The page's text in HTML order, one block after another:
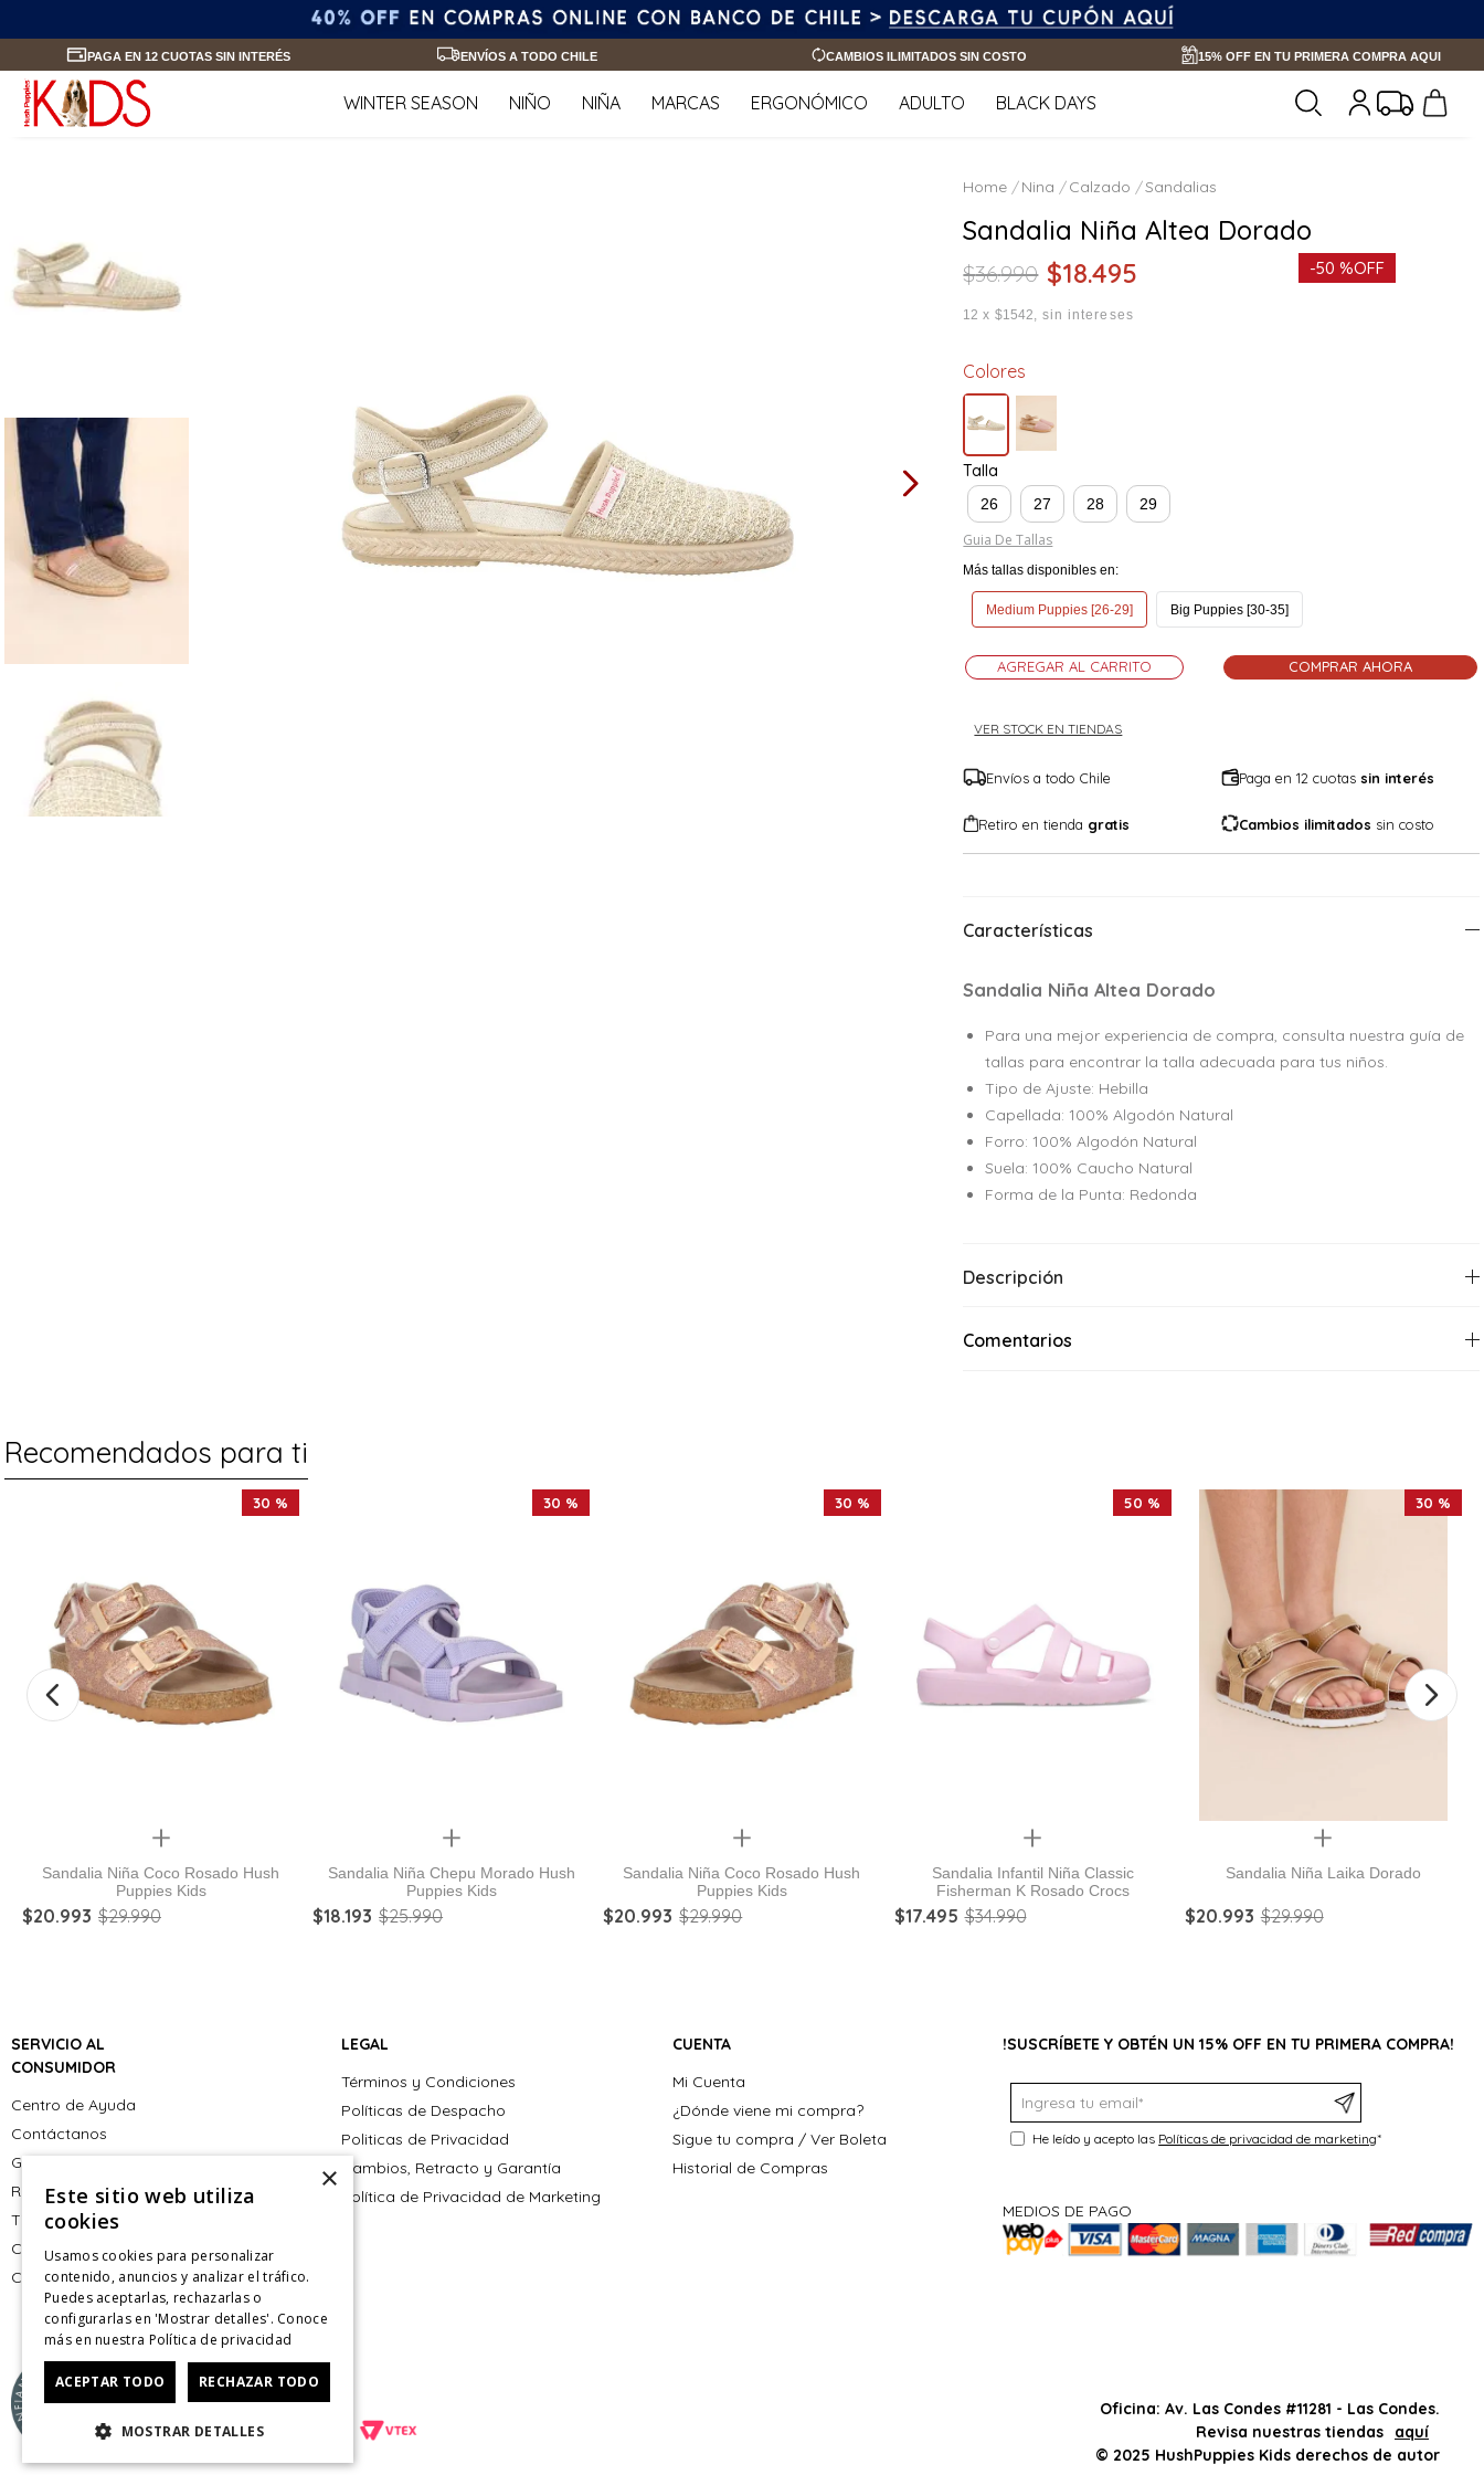
PAGA EN 12 CUOTAS SIN INTERÉS ENVÍOS A TODO CHILE CAMBIOS ILIMITADOS SIN COSTO 15% OFF EN TU PRIMERA COMPRA AQUI
WINTER SEASON NIÑO NIÑA MARCAS ERGONÓMICO ADULTO BLACK DAYS
Nina Calzado Sandalias
Sandalia Niña Altea Dorado
$36.990 $18.495
12 x $1542 sin intereses
-50 %OFF
Colores
Talla
26 27 28 29
Guia De Tallas
Más tallas disponibles en:
Medium Puppies [26-29] Big Puppies [30-35]
AGREGAR AL CARRITO COMPRAR AHORA
VER STOCK EN TIENDAS
Envíos a todo Chile Paga en 12 cuotassin interés
Retiro en tienda gratis Cambios ilimitados sin costo
Características
Sandalia Niña Altea Dorado
Para una mejor experiencia de compra, consulta nuestra guía de
tallas para encontrar la talla adecuada para tus niños.
Tipo de Ajuste: Hebilla
Capellada: 100% Algodón Natural
Forro: 100% Algodón Natural
Suela: 100% Caucho Natural
Forma de la Punta: Redonda
Descripción
Comentarios
Recomendados para ti
30 %
Quickview
Sandalia Niña Coco Rosado Hush
Puppies Kids
$20.993 $29.990
30 %
Quickview
Sandalia Niña Chepu Morado Hush
Puppies Kids
$18.193 $25.990
30 %
Quickview
Sandalia Niña Coco Rosado Hush
Puppies Kids
$20.993 $29.990
50 %
Quickview
Sandalia Infantil Niña Classic
Fisherman K Rosado Crocs
$17.495 $34.990
30 %
Quickview
Sandalia Niña Laika Dorado
$20.993 $29.990
SERVICIO AL
CONSUMIDOR
Centro de Ayuda
Contáctanos
Giftcard
Retiro en tienda
Tiendas
CyberMonday
CyberDay
LEGAL
Términos y Condiciones
Políticas de Despacho
Politicas de Privacidad
Cambios, Retracto y Garantía
Política de Privacidad de Marketing
CUENTA
Mi Cuenta
¿Dónde viene mi compra?
Sigue tu compra / Ver Boleta
Historial de Compras
!SUSCRÍBETE Y OBTÉN UN 15% OFF EN TU PRIMERA COMPRA!
He leído y acepto las Políticas de privacidad de marketing*
MEDIOS DE PAGO
Oficina: Av. Las Condes #11281 - Las Condes.
Revisa nuestras tiendas
aquí
© 2025 HushPuppies Kids derechos de autor
×
Este sitio web utiliza
cookies
Usamos cookies para personalizar
contenido, anuncios y analizar el tráfico.
Puedes aceptarlas, rechazarlas o
configurarlas en 'Mostrar detalles'. Conoce
más en nuestra Política de privacidad
ACEPTAR TODO RECHAZAR TODO
MOSTRAR DETALLES